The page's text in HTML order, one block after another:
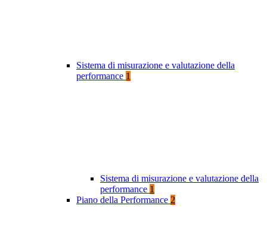
Sistema di misurazione e valutazione della
performance 1
Sistema di misurazione e valutazione della
performance 1
Piano della Performance 2